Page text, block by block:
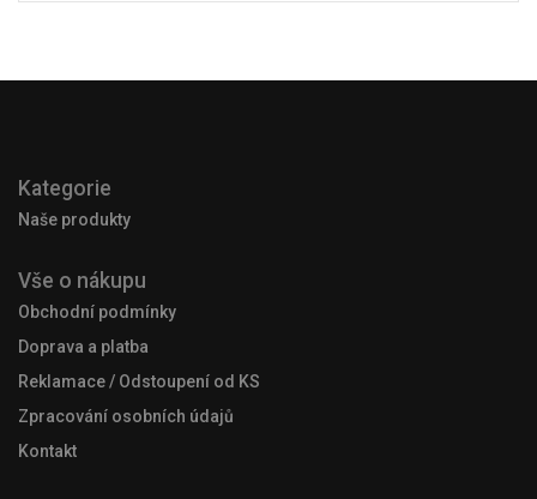
Kategorie
Naše produkty
Vše o nákupu
Obchodní podmínky
Doprava a platba
Reklamace / Odstoupení od KS
Zpracování osobních údajů
Kontakt